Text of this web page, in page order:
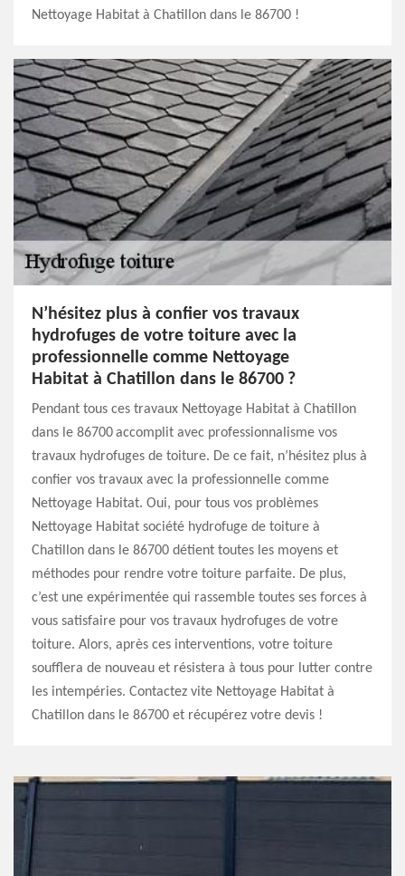
Nettoyage Habitat à Chatillon dans le 86700 !
N’hésitez plus à confier vos travaux
hydrofuges de votre toiture avec la
professionnelle comme Nettoyage
Habitat à Chatillon dans le 86700 ?
Pendant tous ces travaux Nettoyage Habitat à Chatillon
dans le 86700 accomplit avec professionnalisme vos
travaux hydrofuges de toiture. De ce fait, n’hésitez plus à
confier vos travaux avec la professionnelle comme
Nettoyage Habitat. Oui, pour tous vos problèmes
Nettoyage Habitat société hydrofuge de toiture à
Chatillon dans le 86700 détient toutes les moyens et
méthodes pour rendre votre toiture parfaite. De plus,
c’est une expérimentée qui rassemble toutes ses forces à
vous satisfaire pour vos travaux hydrofuges de votre
toiture. Alors, après ces interventions, votre toiture
soufflera de nouveau et résistera à tous pour lutter contre
les intempéries. Contactez vite Nettoyage Habitat à
Chatillon dans le 86700 et récupérez votre devis !